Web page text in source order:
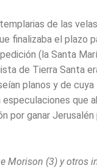
de las
finalizaba el plazo
(la Santa
de Tierra Santa
planos y de
que
ganar Jerusalén
Morison (3) y otros